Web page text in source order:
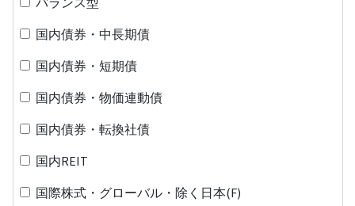
国内債券・中長期債
国内債券・短期債
国内債券・物価連動債
国内債券・転換社債
国内REIT
国際株式・グローバル・除く日本(F)